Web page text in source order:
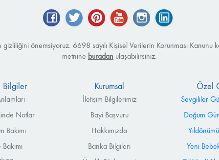
FacebookTwitter Pinterest YouTube Instagram
önemsiyoruz. 6698 sayılı Kişisel Verilerin Korunması Kanunu
metnine buradan ulaşabilirsiniz.
Bilgiler
Notlar
Bakımı
Kurumsal
İletişim Bilgilerimiz
Bayi Başvuru
Hakkımızda
Banka Bilgileri
Özel
Sevgililer
Doğum
Yeni